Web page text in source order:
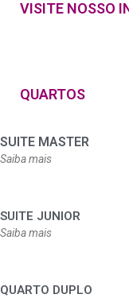
VISITE NOSSO
QUARTOS
SUITE MASTER
Saiba mais
SUITE JUNIOR
Saiba mais
QUARTO DUPLO